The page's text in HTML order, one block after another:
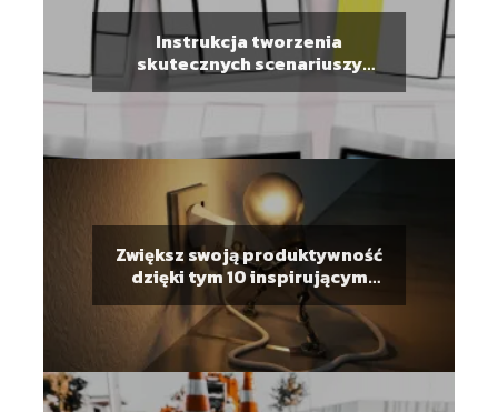
Instrukcja tworzenia
skutecznych scenariuszy
użycia UX
Zwiększ swoją produktywność
dzięki tym 10 inspirującym
cytatom motywacyjnym do
pracy